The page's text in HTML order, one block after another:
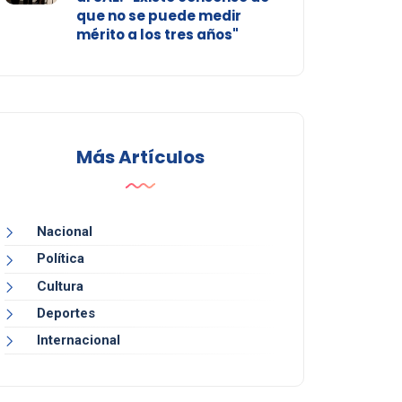
que no se puede medir
mérito a los tres años"
Más Artículos
Nacional
Política
Cultura
Deportes
Internacional